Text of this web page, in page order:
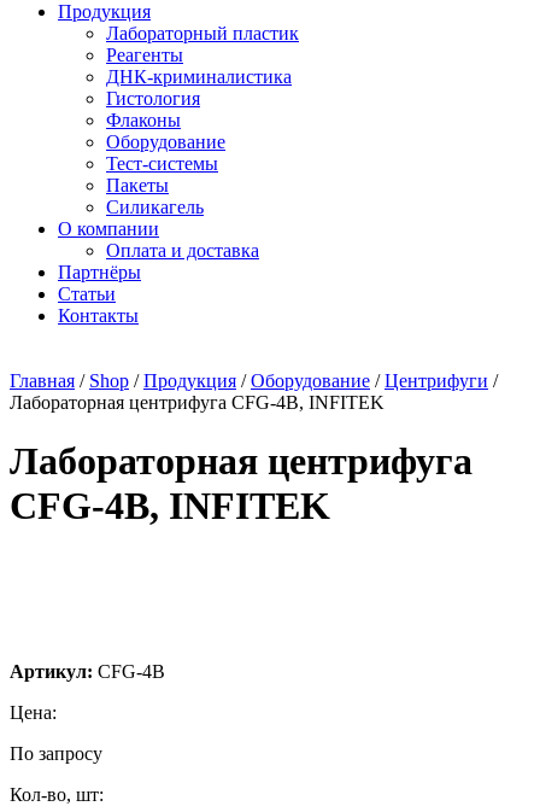
Продукция
Лабораторный пластик
Реагенты
ДНК-криминалистика
Гистология
Флаконы
Оборудование
Тест-системы
Пакеты
Силикагель
О компании
Оплата и доставка
Партнёры
Статьи
Контакты
Главная / Shop /Продукция /Оборудование /Центрифуги /
Лабораторная центрифуга CFG-4B, INFITEK
Лабораторная центрифуга
CFG-4B, INFITEK
Артикул: CFG-4B
Цена:
По запросу
Кол-во, шт: